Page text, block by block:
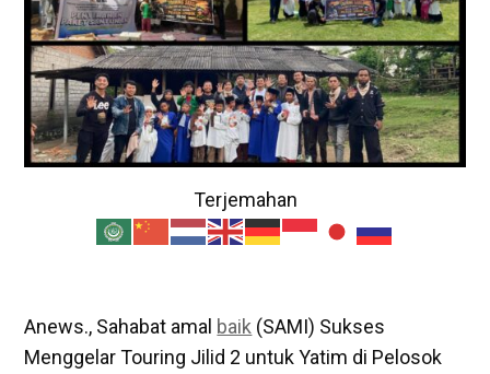
Terjemahan
Anews., Sahabat amal baik (SAMI) Sukses
Menggelar Touring Jilid 2 untuk Yatim di Pelosok